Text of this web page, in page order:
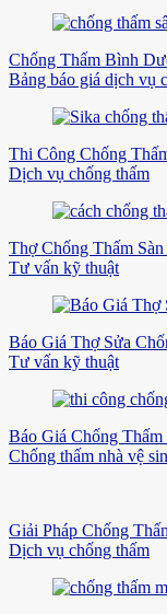
Chống Thấm Bình
Bảng báo giá dịch vụ
Thi Công Chống
Dịch vụ chống thấm
Thợ Chống Thấm
Tư vấn kỹ thuật
Báo Giá Thợ Sửa
Tư vấn kỹ thuật
Báo Giá Chống
Chống thấm nhà vệ
Giải Pháp Chống
Dịch vụ chống thấm